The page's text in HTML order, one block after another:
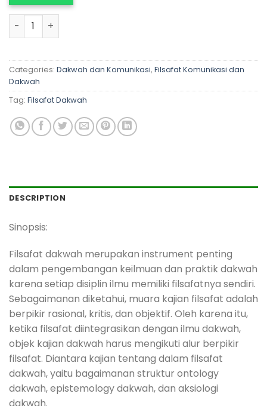
PENGANTAR FILSAFAT DAKWAH, Pendekatan Baru
Categories: Dakwah dan Komunikasi, Filsafat Komunikasi dan
Dakwah
Tag: Filsafat Dakwah
DESCRIPTION
Sinopsis:
Filsafat dakwah merupakan instrument penting
dalam pengembangan keilmuan dan praktik dakwah
karena setiap disiplin ilmu memiliki filsafatnya sendiri.
Sebagaimanan diketahui, muara kajian filsafat adalah
berpikir rasional, kritis, dan objektif. Oleh karena itu,
ketika filsafat diintegrasikan dengan ilmu dakwah,
objek kajian dakwah harus mengikuti alur berpikir
filsafat. Diantara kajian tentang dalam filsafat
dakwah, yaitu bagaimanan struktur ontology
dakwah, epistemology dakwah, dan aksiologi